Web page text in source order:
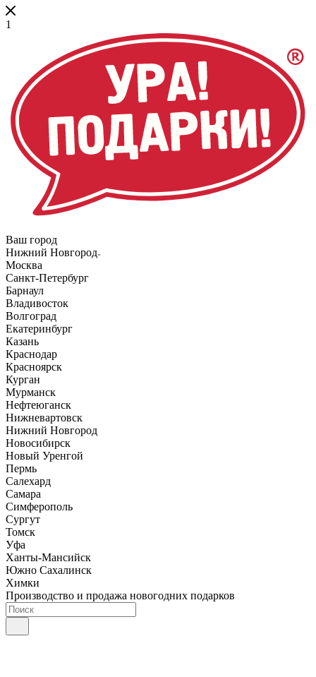
1
Ваш город
Нижний Новгород
Москва
Санкт-Петербург
Барнаул
Владивосток
Волгоград
Екатеринбург
Казань
Краснодар
Красноярск
Курган
Мурманск
Нефтеюганск
Нижневартовск
Нижний Новгород
Новосибирск
Новый Уренгой
Пермь
Салехард
Самара
Симферополь
Сургут
Томск
Уфа
Ханты-Мансийск
Южно Сахалинск
Химки
Производство и продажа новогодних подарков